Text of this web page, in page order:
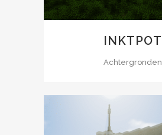
INKTPOT
Achtergronden